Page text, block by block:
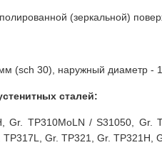
(зеркальной)
(sch 30), наружный диаметр -
сталей:
Gr. TP310MoLN / S31050,
Gr. TP321, Gr. TP321H,